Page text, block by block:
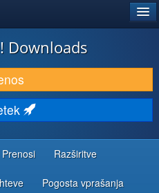
Downloads
Prenosi Razširitve
Pogosta vprašanja